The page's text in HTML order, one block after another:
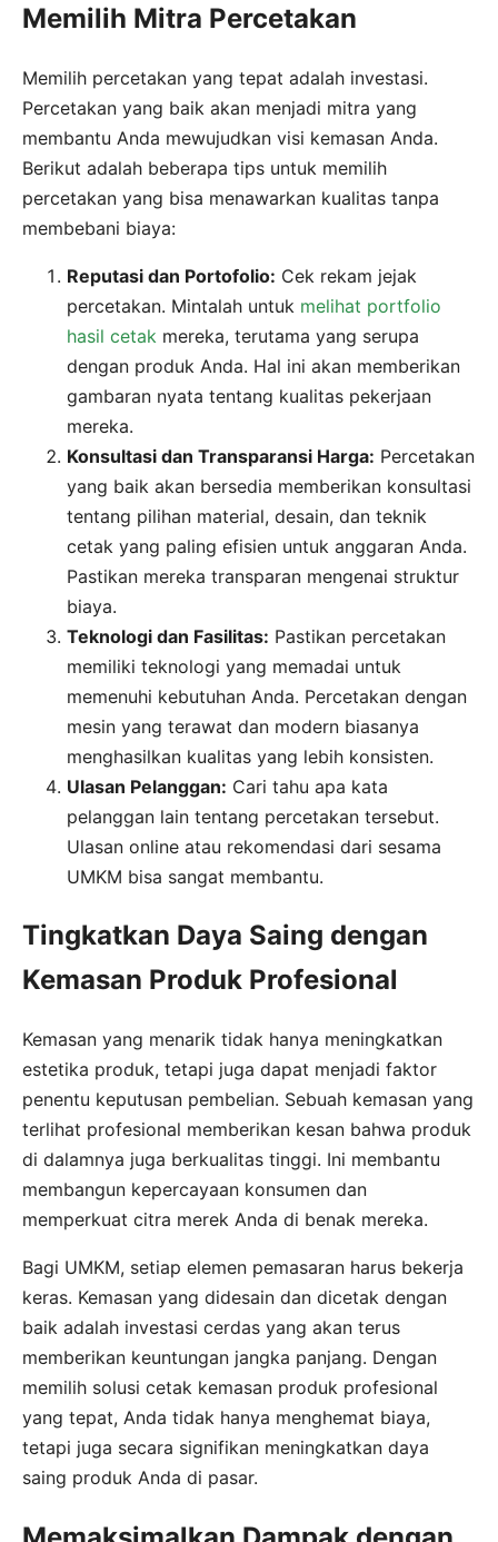
Memilih Mitra Percetakan
Memilih percetakan yang tepat adalah investasi.
Percetakan yang baik akan menjadi mitra yang
membantu Anda mewujudkan visi kemasan Anda.
Berikut adalah beberapa tips untuk memilih
percetakan yang bisa menawarkan kualitas tanpa
membebani biaya:
Reputasi dan Portofolio: Cek rekam jejak
percetakan. Mintalah untuk melihat portfolio
hasil cetak mereka, terutama yang serupa
dengan produk Anda. Hal ini akan memberikan
gambaran nyata tentang kualitas pekerjaan
mereka.
Konsultasi dan Transparansi Harga: Percetakan
yang baik akan bersedia memberikan konsultasi
tentang pilihan material, desain, dan teknik
cetak yang paling efisien untuk anggaran Anda.
Pastikan mereka transparan mengenai struktur
biaya.
Teknologi dan Fasilitas: Pastikan percetakan
memiliki teknologi yang memadai untuk
memenuhi kebutuhan Anda. Percetakan dengan
mesin yang terawat dan modern biasanya
menghasilkan kualitas yang lebih konsisten.
Ulasan Pelanggan: Cari tahu apa kata
pelanggan lain tentang percetakan tersebut.
Ulasan online atau rekomendasi dari sesama
UMKM bisa sangat membantu.
Tingkatkan Daya Saing dengan
Kemasan Produk Profesional
Kemasan yang menarik tidak hanya meningkatkan
estetika produk, tetapi juga dapat menjadi faktor
penentu keputusan pembelian. Sebuah kemasan yang
terlihat profesional memberikan kesan bahwa produk
di dalamnya juga berkualitas tinggi. Ini membantu
membangun kepercayaan konsumen dan
memperkuat citra merek Anda di benak mereka.
Bagi UMKM, setiap elemen pemasaran harus bekerja
keras. Kemasan yang didesain dan dicetak dengan
baik adalah investasi cerdas yang akan terus
memberikan keuntungan jangka panjang. Dengan
memilih solusi cetak kemasan produk profesional
yang tepat, Anda tidak hanya menghemat biaya,
tetapi juga secara signifikan meningkatkan daya
saing produk Anda di pasar.